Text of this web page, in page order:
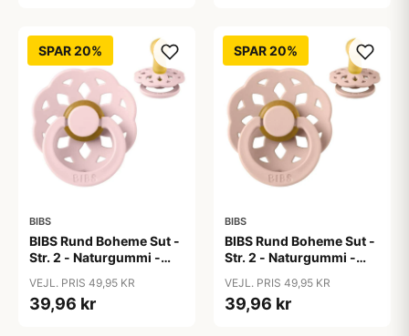
SPAR 20%
BIBS
BIBS Rund Boheme Sut -
Str. 2 - Naturgummi -
VEJL. PRIS 49,95 KR
39,96 kr
SPAR 20%
BIBS
BIBS Rund Boheme Sut -
Str. 2 - Naturgummi -
VEJL. PRIS 49,95 KR
39,96 kr